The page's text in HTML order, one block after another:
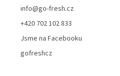
info@go-fresh.cz
+420 702 102 833
Jsme na Facebooku
gofreshcz